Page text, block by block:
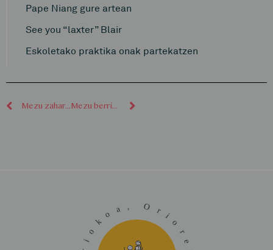
Pape Niang gure artean
See you “laxter” Blair
Eskoletako praktika onak partekatzen
Mezu zaharragoak Mezu berriagoak